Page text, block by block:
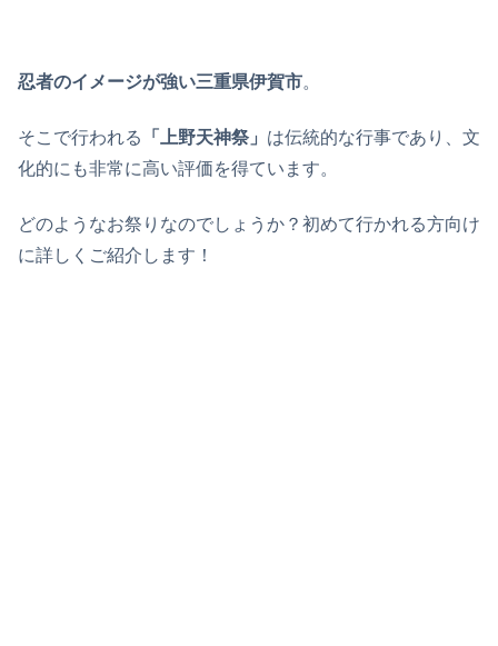
忍者のイメージが強い三重県伊賀市。
そこで行われる 「上野天神祭」 は伝統的な行事であり、文
化的にも非常に高い評価を得ています。
どのようなお祭りなのでしょうか？初めて行かれる方向け
に詳しくご紹介します！